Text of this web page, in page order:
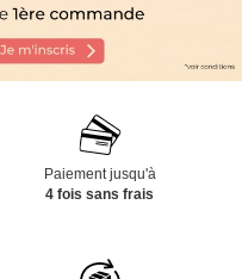
Paiement jusqu'à
4 fois sans frais